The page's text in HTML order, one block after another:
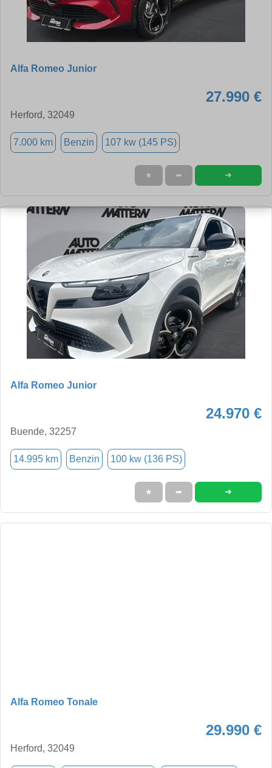
Alfa Romeo Junior
27.990 €
Herford, 32049
7.000 km Benzin 107 kw (145 PS)
★ ➦ ➜
Alfa Romeo Junior
24.970 €
Buende, 32257
14.995 km Benzin 100 kw (136 PS)
★ ➦ ➜
Alfa Romeo Tonale
29.990 €
Herford, 32049